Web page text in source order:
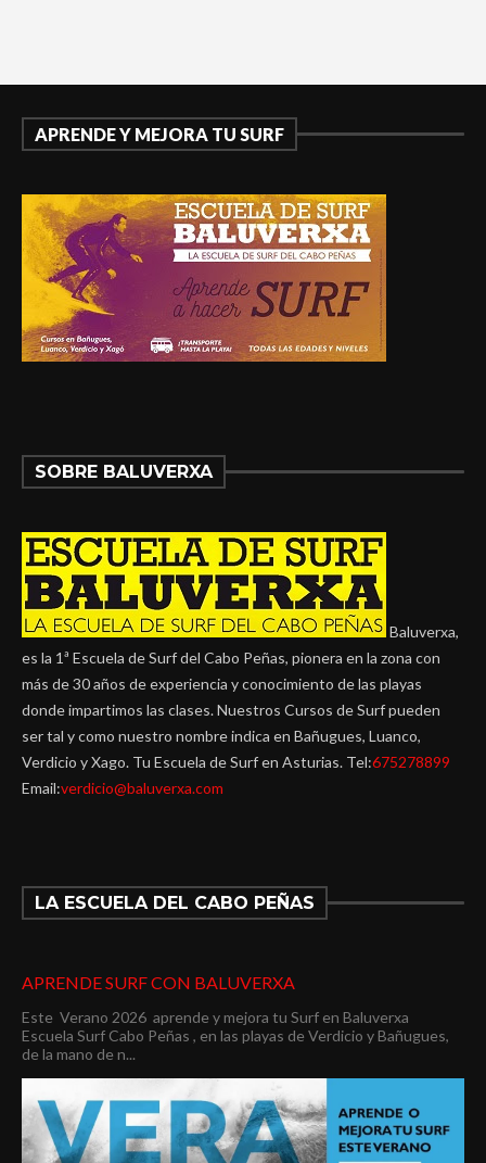
APRENDE Y MEJORA TU SURF
SOBRE BALUVERXA
Baluverxa,
es la 1ª Escuela de Surf del Cabo Peñas, pionera en la zona con
más de 30 años de experiencia y conocimiento de las playas
donde impartimos las clases. Nuestros Cursos de Surf pueden
ser tal y como nuestro nombre indica en Bañugues, Luanco,
Verdicio y Xago. Tu Escuela de Surf en Asturias. Tel:675278899
Email:verdicio@baluverxa.com
LA ESCUELA DEL CABO PEÑAS
APRENDE SURF CON BALUVERXA
Este Verano 2026 aprende y mejora tu Surf en Baluverxa
Escuela Surf Cabo Peñas , en las playas de Verdicio y Bañugues,
de la mano de n...